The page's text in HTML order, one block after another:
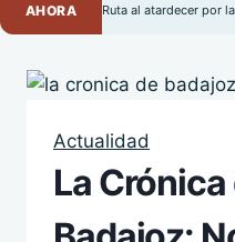
AHORA
Actualidad
La Crónica